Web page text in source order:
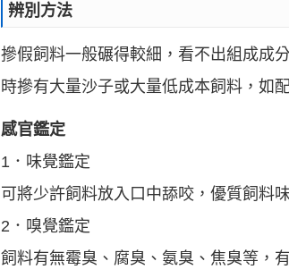
辨別方法
摻假飼料一般碾得較細，看不出組成成
時摻有大量沙子或大量低成本飼料，如
感官鑑定
1．味覺鑑定
可將少許飼料放入口中舔咬，優質飼料
2．嗅覺鑑定
飼料有無霉臭、腐臭、氨臭、焦臭等，